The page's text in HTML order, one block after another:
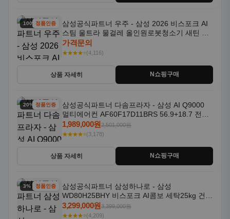
100% 할인
정품인증
삼성공식파트너 우주 - 삼성 2026 비스포크 AI
스팀 울트라 물걸레 올인원로봇청소기 새틴 차
콜 AAH
가격문의
★★★★⭐(4,116)
상품 자세히 N쇼핑구매
20% 할인정품인증
삼성공식파트너 다솜프라자 - 삼성 AI Q9000
멀티에어컨 AF60F17D11BRS 56.9+18.7 전국
기본설치포함
1,989,000원2,501,000원
★★★★⭐(3,178)
상품 자세히 N쇼핑구매
3% 할인정품인증
삼성공식파트너 삼성하나로 - 삼성
WD80H25BHY 비스포크 AI콤보 세탁25kg 건조
18kg 26년형 일체형 1등급
3,299,000원3,399,000원
★★★★⭐(4,209)